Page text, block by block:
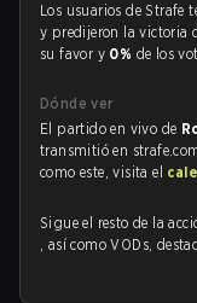
Los usuarios de Strafe
y predijeron la victoria
su favor y 0% de los
Dónde ver
El partido en vivo de
transmitió en
como este, visita el
Sigue el resto de la
, así como VODs,